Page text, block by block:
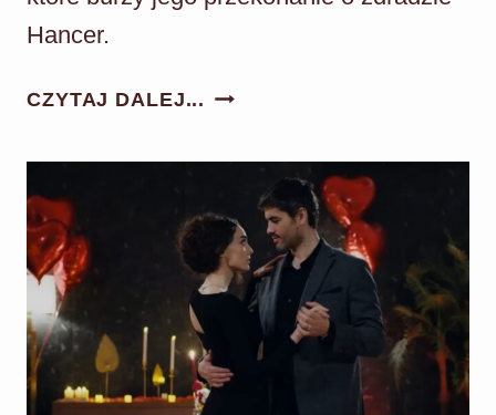
Hancer.
CZYTAJ DALEJ... PANNA
CIHAN
ZNAJDUJE
ZDJĘCIE!
NADZIEJA
ODŻYWA
NA
NOWO!